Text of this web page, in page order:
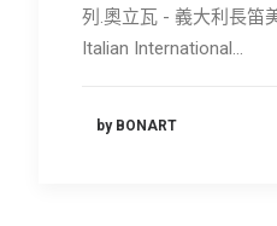
列.奧立瓦 - 義大利長笛
Italian International…
by BONART